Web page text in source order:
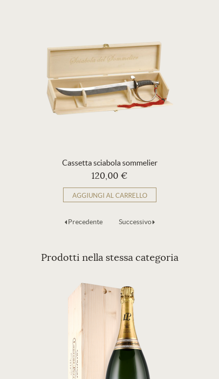
Cassetta sciabola sommelier
120,00 €
AGGIUNGI AL CARRELLO
Precedente Successivo
Prodotti nella stessa categoria